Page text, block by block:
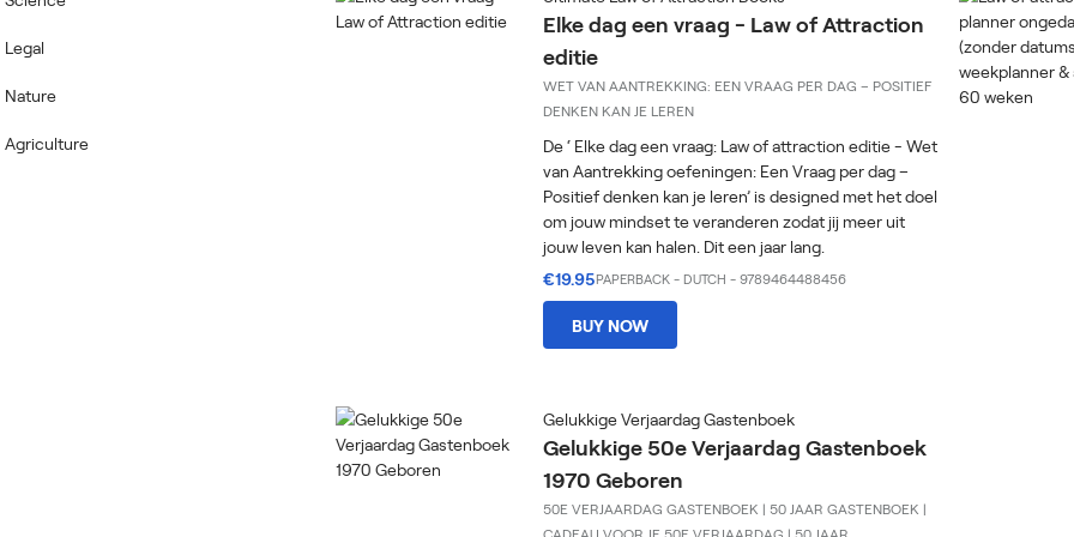
Legal
Nature
Agriculture
Elke dag een vraag - Law of Attraction
editie
WET VAN AANTREKKING: EEN VRAAG PER DAG – POSITIEF
DENKEN KAN JE LEREN
De ‘ Elke dag een vraag: Law of attraction editie - Wet
van Aantrekking oefeningen: Een Vraag per dag –
Positief denken kan je leren’ is designed met het doel
om jouw mindset te veranderen zodat jij meer uit
jouw leven kan halen. Dit een jaar lang.
€19.95PAPERBACK - DUTCH - 9789464488456
BUY NOW
Gelukkige Verjaardag Gastenboek
Gelukkige 50e Verjaardag Gastenboek
1970 Geboren
50E VERJAARDAG GASTENBOEK | 50 JAAR GASTENBOEK |
CADEAU VOOR JE 50E VERJAARDAG | 50 JAAR